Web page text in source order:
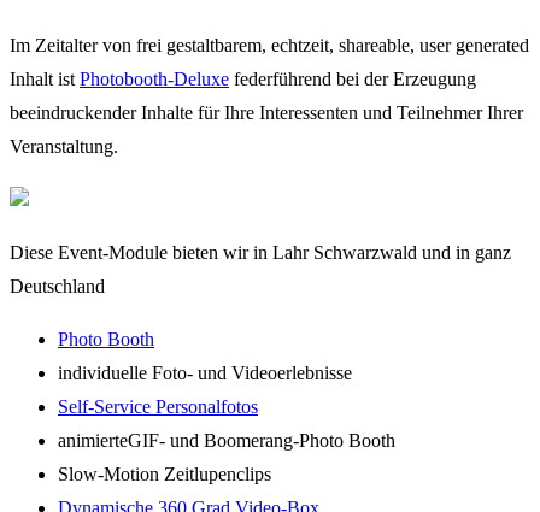
Im Zeitalter von frei gestaltbarem, echtzeit, shareable, user generated
Inhalt ist Photobooth-Deluxe federführend bei der Erzeugung
beeindruckender Inhalte für Ihre Interessenten und Teilnehmer Ihrer
Veranstaltung.
Diese Event-Module bieten wir in Lahr Schwarzwald und in ganz
Deutschland
Photo Booth
individuelle Foto- und Videoerlebnisse
Self-Service Personalfotos
animierteGIF- und Boomerang-Photo Booth
Slow-Motion Zeitlupenclips